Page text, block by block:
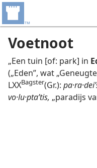
Voetnoot
„Een tuin [of: park] in
(„Eden”, wat
LXXBagster(Gr.):
vo·lu·ptaʹtis, „paradijs